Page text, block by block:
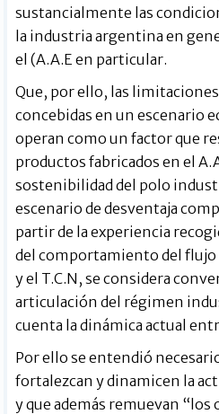
sustancialmente las
la industria argentina en
el (A.A.E en particular.
Que, por ello, las
concebidas en un escenario
operan como un factor que
productos fabricados en el
sostenibilidad del polo
escenario de desventaja
partir de la experiencia
del comportamiento del flujo
y el T.C.N, se considera
articulación del régimen
cuenta la dinámica actual
Por ello se entendió
fortalezcan y dinamicen la
y que además remuevan “los